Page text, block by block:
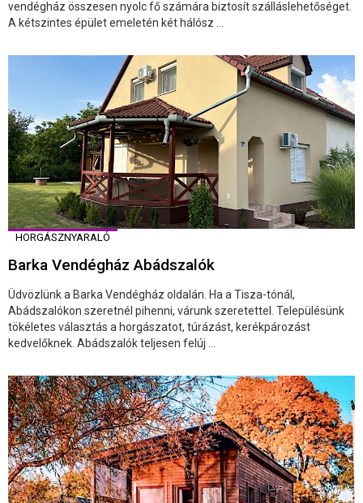
vendégház összesen nyolc fő számára biztosít szálláslehetőséget.
A kétszintes épület emeletén két hálósz ...
HORGÁSZNYARALÓ
Barka Vendégház Abádszalók
Üdvözlünk a Barka Vendégház oldalán. Ha a Tisza-tónál,
Abádszalókon szeretnél pihenni, várunk szeretettel. Településünk
tökéletes választás a horgászatot, túrázást, kerékpározást
kedvelőknek. Abádszalók teljesen felúj ...